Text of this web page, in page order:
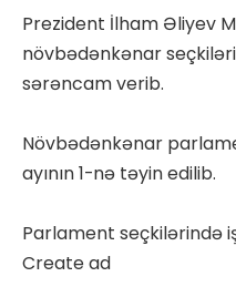
Prezident İlham Əliyev
növbədənkənar
sərəncam verib.
Növbədənkənar
ayının 1-nə təyin edilib.
Parlament seçkilərində
Create ad